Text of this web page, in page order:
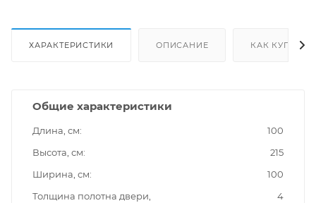
ХАРАКТЕРИСТИКИ ОПИСАНИЕ КАК КУПИТЬ
Общие характеристики
Длина, см
100
Высота, см
215
Ширина, см
100
Толщина полотна двери,
4